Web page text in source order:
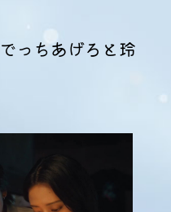
っちあげろと玲